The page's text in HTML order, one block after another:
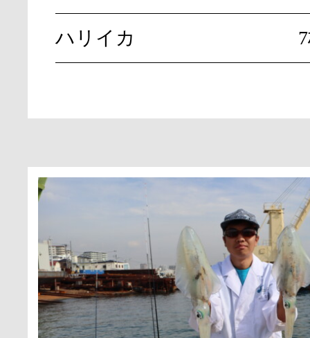
ハリイカ